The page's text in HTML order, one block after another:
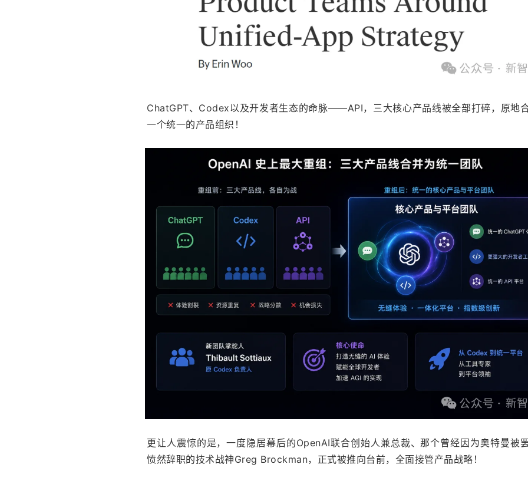
ChatGPT、Codex以及开发者生态的命脉——API，三大核心产品线被全部打碎，原地
一个统一的产品组织！
更让人震惊的是，一度隐居幕后的OpenAI联合创始人兼总裁、那个曾经因为奥特曼被
愤然辞职的技术战神Greg Brockman，正式被推向台前，全面接管产品战略！